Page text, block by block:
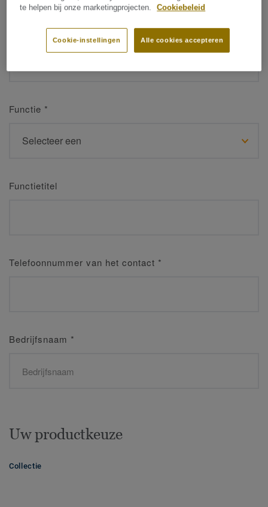
Achternaam*
Functie *
Functietitel
Telefoonnummer van het contact *
Bedrijfsnaam *
Uw productkeuze
Collectie
te helpen bij onze marketingprojecten.
Cookiebeleid
Alle cookies accepteren
Cookie-instellingen